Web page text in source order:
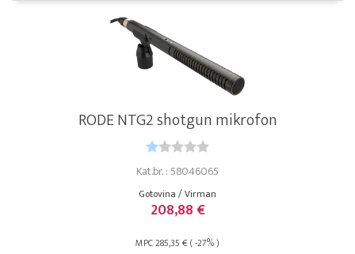
RODE NTG2 shotgun mikrofon
Kat.br. : 58046065
Gotovina / Virman
208,88 €
MPC 285,35 € ( -27% )